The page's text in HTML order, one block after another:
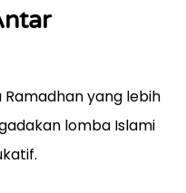
yang lebih
lomba Islami